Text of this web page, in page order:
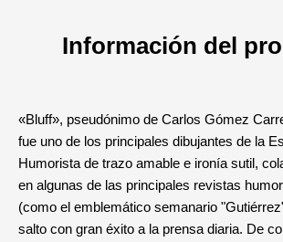
Información del
«Bluff», pseudónimo de Carlos Gómez
fue uno de los principales dibujantes de la
Humorista de trazo amable e ironía sutil,
en algunas de las principales revistas
(como el emblemático semanario
salto con gran éxito a la prensa diaria. De